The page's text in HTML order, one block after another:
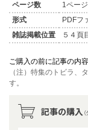
ページ数
1ペー
形式
PDFフ
雑誌掲載位置
５４頁
ご購入の前に記事の内
（注）特集のトビラ、
す。
記事の購入